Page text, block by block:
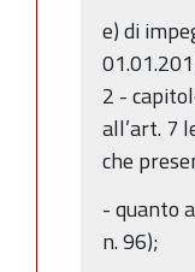
e) di
2 -
all’art. 7
che
- quanto
n. 96);